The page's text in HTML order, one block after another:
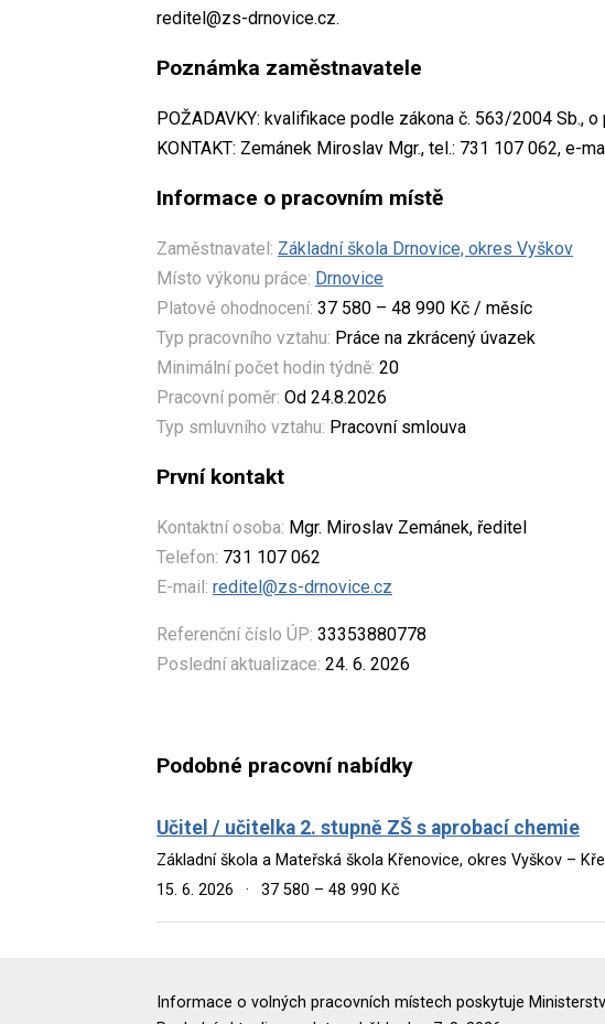
reditel@zs-drnovice.cz.
Poznámka zaměstnavatele
POŽADAVKY: kvalifikace podle zákona č. 563/2004 Sb.,
KONTAKT: Zemánek Miroslav Mgr., tel.: 731 107 062, e-
Informace o pracovním místě
Zaměstnavatel: Základní škola Drnovice, okres Vyškov
Místo výkonu práce: Drnovice
Platové ohodnocení: 37 580 – 48 990 Kč / měsíc
Typ pracovního vztahu: Práce na zkrácený úvazek
Minimální počet hodin týdně: 20
Pracovní poměr: Od 24.8.2026
Typ smluvního vztahu: Pracovní smlouva
První kontakt
Kontaktní osoba: Mgr. Miroslav Zemánek, ředitel
Telefon: 731 107 062
E-mail: reditel@zs-drnovice.cz
Referenční číslo ÚP: 33353880778
Poslední aktualizace: 24. 6. 2026
Podobné pracovní nabídky
Učitel / učitelka 2. stupně ZŠ s aprobací chemie
Základní škola a Mateřská škola Křenovice, okres Vyškov –
15. 6. 2026
· 37 580 – 48 990 Kč
Informace o volných pracovních místech poskytuje